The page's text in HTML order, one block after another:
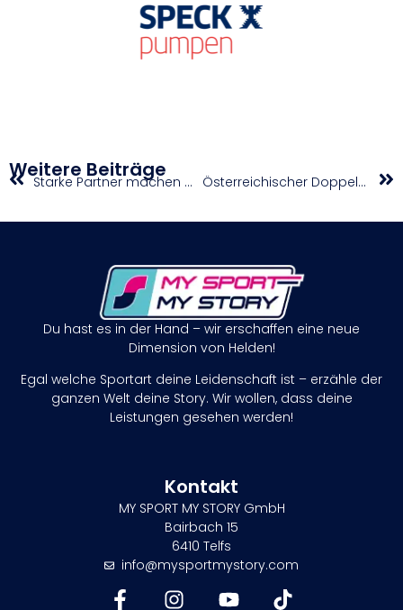
Weitere Beiträge Starke Partner machen den Unterschied Österreichischer Doppelsieg
Du hast es in der Hand – wir erschaffen eine neue
Dimension von Helden!
Egal welche Sportart deine Leidenschaft ist – erzähle der
ganzen Welt deine Story. Wir wollen, dass deine
Leistungen gesehen werden!
Kontakt
MY SPORT MY STORY GmbH
Bairbach 15
6410 Telfs
info@mysportmystory.com